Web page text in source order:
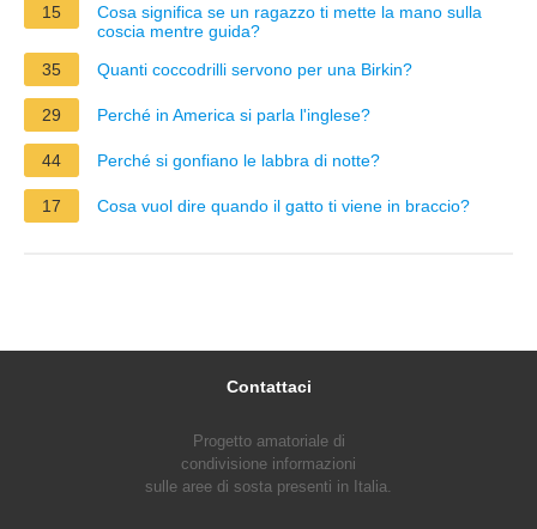
15
Cosa significa se un ragazzo ti mette la mano sulla
coscia mentre guida?
35
Quanti coccodrilli servono per una Birkin?
29 Perché in America si parla l'inglese?
44 Perché si gonfiano le labbra di notte?
17 Cosa vuol dire quando il gatto ti viene in braccio?
Contattaci
Progetto amatoriale di
condivisione informazioni
sulle aree di sosta presenti in Italia.